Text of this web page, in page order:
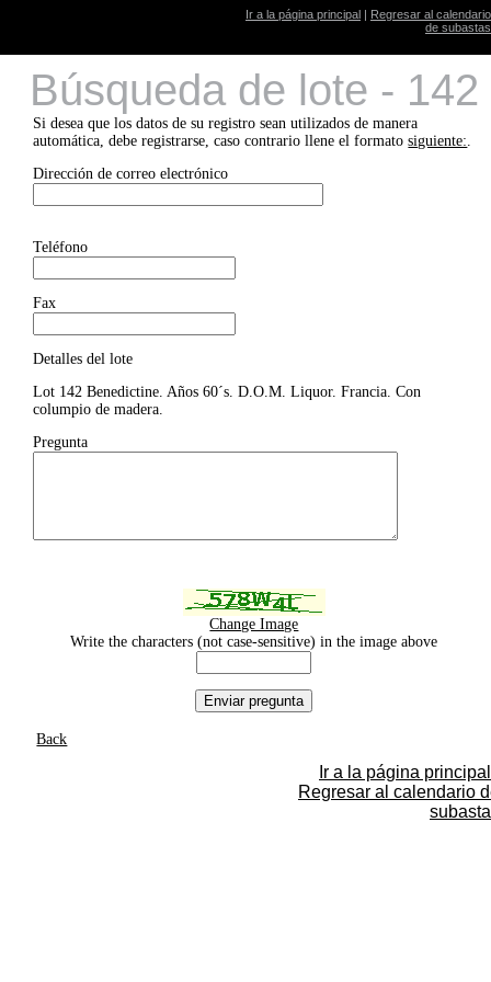
Ir a la página principal | Regresar al calendario
de subastas
Búsqueda de lote - 142
Si desea que los datos de su registro sean utilizados de manera
automática, debe registrarse, caso contrario llene el formatosiguiente:.
Dirección de correo electrónico
Teléfono
Fax
Detalles del lote
Lot 142 Benedictine. Años 60´s. D.O.M. Liquor. Francia. Con
columpio de madera.
Pregunta
Change Image
Write the characters (not case-sensitive) in the image above
Back
Ir a la página principal
Regresar al calendario